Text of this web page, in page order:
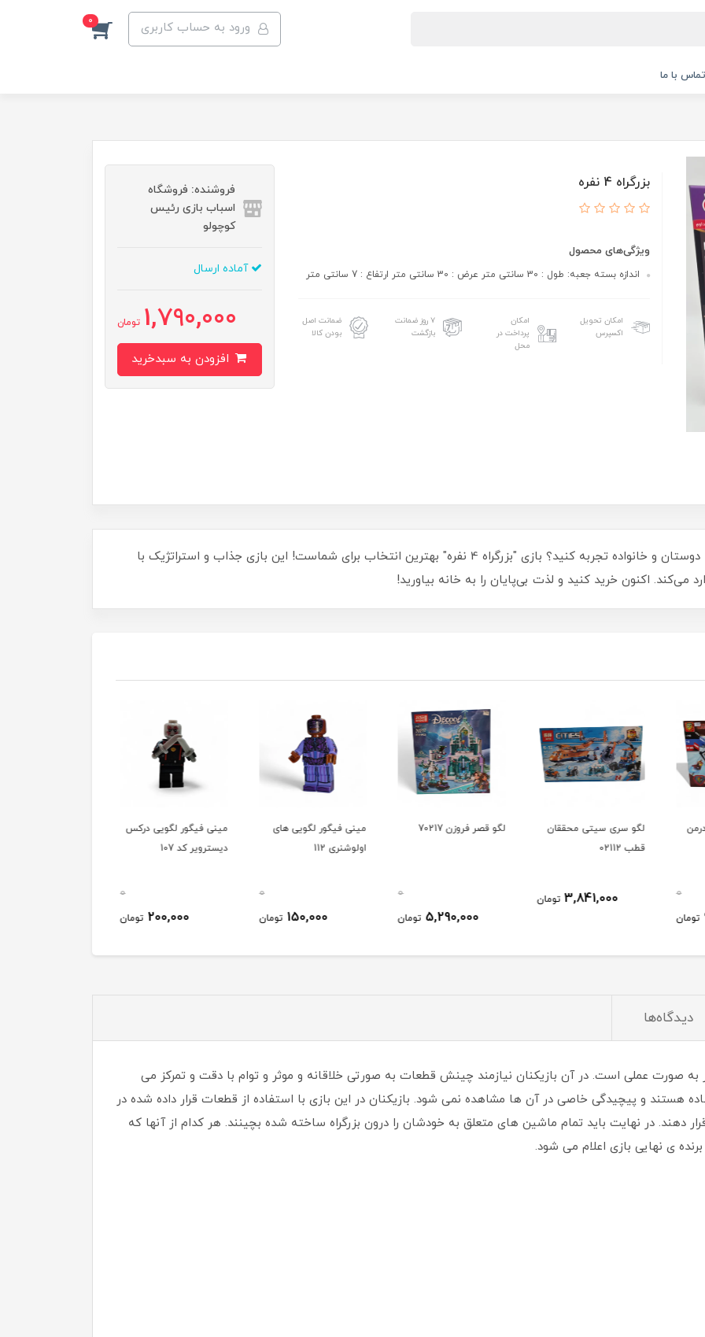
ورود به حساب کاربری 0
تماس با ما
بزرگراه 4 نفره
ویژگی‌های محصول
اندازه بسته جعبه: طول : 30 سانتی متر عرض : 30 سانتی متر ارتفاع : 7 سانتی متر
امکان تحویل
اکسپرس
امکان
پرداخت در
محل
۷ روز ضمانت
بازگشت
ضمانت اصل
بودن کالا
فروشنده: فروشگاه
اسباب بازی رئیس
کوچولو
آماده ارسال
1,790,000 تومان
آیا آماده‌اید تا لحظاتی پر از هیجان و رقابت را با دوستان و خانواده تجربه کنید؟ بازی "بزرگراه 4 نفره" بهترین انتخاب برای شماست! این بازی جذاب و استراتژیک با
می‌کند. اکنون خرید کنید و لذت بی‌پایان را به خانه بیاورید!
لگو سری سیتی محققان
قطب 02112
3,841,000 تومان
لگو قصر فروزن 70217
5,290,000 تومان
مینی فیگور لگویی های
اولوشنری 112
150,000 تومان
مینی فیگور لگویی درکس
دیسترویر کد 107
200,000 تومان
دیدگاه‌ها
به صورت عملی است. در آن بازیکنان نیازمند چینش قطعات به صورتی خلاقانه و موثر و توام با دقت و تمرکز می
هستند و پیچیدگی خاصی در آن ها مشاهده نمی شود. بازیکنان در این بازی با استفاده از قطعات قرار داده شده در
دهند. در نهایت باید تمام ماشین های متعلق به خودشان را درون بزرگراه ساخته شده بچینند. هر کدام از آنها که
ی نهایی بازی اعلام می شود.